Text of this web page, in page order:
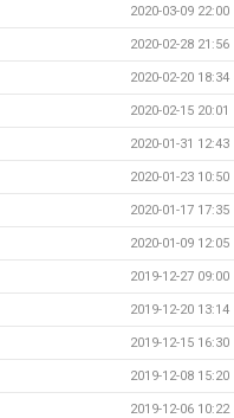
2020-03-09 22:00
2020-02-28 21:56
2020-02-20 18:34
2020-02-15 20:01
2020-01-31 12:43
2020-01-23 10:50
2020-01-17 17:35
2020-01-09 12:05
2019-12-27 09:00
2019-12-20 13:14
2019-12-15 16:30
2019-12-08 15:20
2019-12-06 10:22